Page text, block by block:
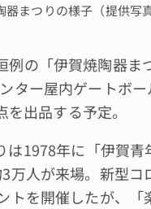
まつりの様子（提供写真
の「伊賀焼陶器ま
ター屋内ゲートボ
出品する予定。
1978年に「伊賀
万人が来場。新型
トを開催したが、